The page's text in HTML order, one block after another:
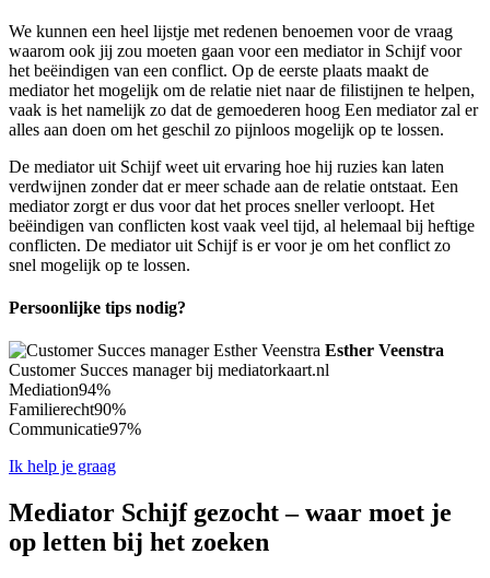
We kunnen een heel lijstje met redenen benoemen voor de vraag
waarom ook jij zou moeten gaan voor een mediator in Schijf voor
het beëindigen van een conflict. Op de eerste plaats maakt de
mediator het mogelijk om de relatie niet naar de filistijnen te helpen,
vaak is het namelijk zo dat de gemoederen hoog Een mediator zal er
alles aan doen om het geschil zo pijnloos mogelijk op te lossen.
De mediator uit Schijf weet uit ervaring hoe hij ruzies kan laten
verdwijnen zonder dat er meer schade aan de relatie ontstaat. Een
mediator zorgt er dus voor dat het proces sneller verloopt. Het
beëindigen van conflicten kost vaak veel tijd, al helemaal bij heftige
conflicten. De mediator uit Schijf is er voor je om het conflict zo
snel mogelijk op te lossen.
Persoonlijke tips nodig?
Esther Veenstra
Customer Succes manager bij mediatorkaart.nl
Mediation94%
Familierecht90%
Communicatie97%
Ik help je graag
Mediator Schijf gezocht – waar moet je
op letten bij het zoeken